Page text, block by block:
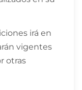
irá en
vigentes
otras